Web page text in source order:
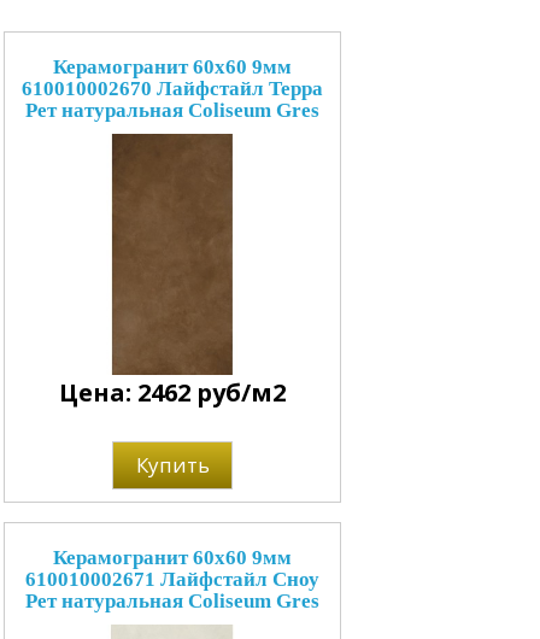
Керамогранит 60x60 9мм
610010002670 Лайфстайл Терра
Рет натуральная Coliseum Gres
Цена: 2462 руб/м2
Купить
Керамогранит 60x60 9мм
610010002671 Лайфстайл Сноу
Рет натуральная Coliseum Gres